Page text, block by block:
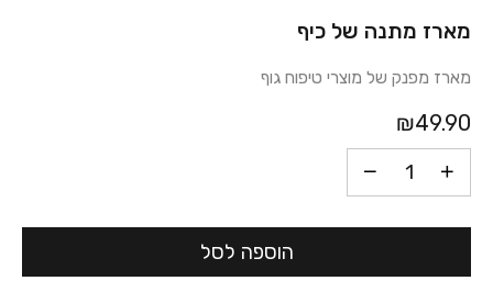
מארז מתנה של כיף
מארז מפנק של מוצרי טיפוח גוף
₪49.90
כמות מארז מתנה של כיף
הוספה לסל